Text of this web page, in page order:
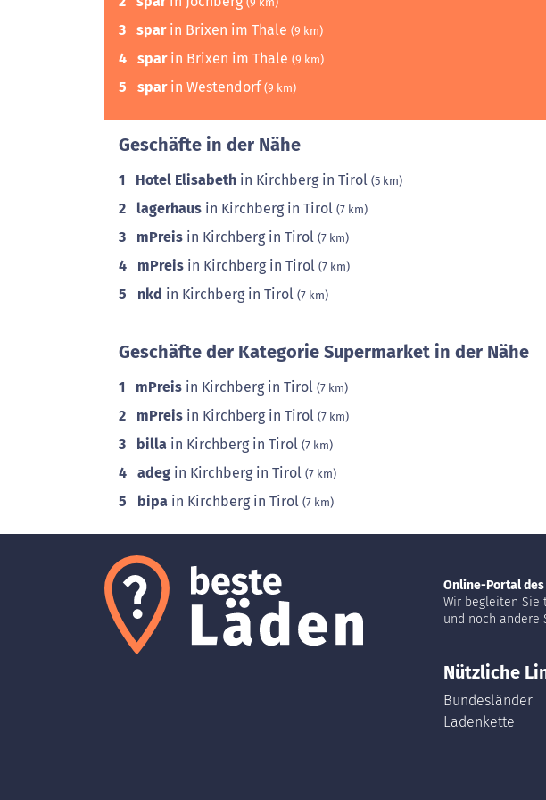
3 sparin Brixen im Thale (9 km)
4 sparin Brixen im Thale (9 km)
5 sparin Westendorf (9 km)
Geschäfte in der Nähe
1 Hotel Elisabeth in Kirchberg in Tirol (5 km)
2 lagerhaus in Kirchberg in Tirol (7 km)
3 mPreis in Kirchberg in Tirol (7 km)
4 mPreis in Kirchberg in Tirol (7 km)
5 nkd in Kirchberg in Tirol (7 km)
Geschäfte der Kategorie Supermarket in der Nähe
1 mPreis in Kirchberg in Tirol (7 km)
2 mPreis in Kirchberg in Tirol (7 km)
3 billa in Kirchberg in Tirol (7 km)
4 adeg in Kirchberg in Tirol (7 km)
5 bipa in Kirchberg in Tirol (7 km)
Online-Portal
Wir begleiten Sie
und noch andere
Nützliche
Bundesländer
Ladenkette